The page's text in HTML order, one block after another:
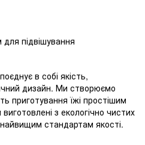
підвішування
в собі якість,
дизайн. Ми створюємо
приготування їжі простішим
з екологічно чистих
стандартам якості.